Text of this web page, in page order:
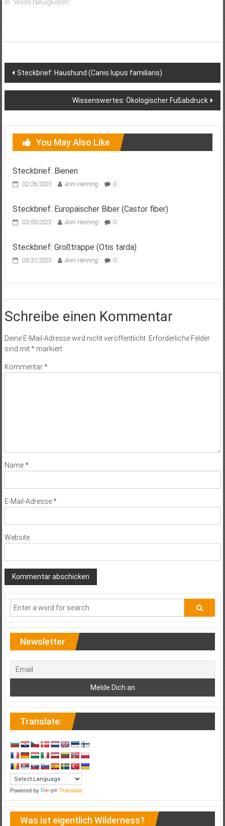
In "Wilde Neuigkeiten"
Post
navigation
Steckbrief: Haushund (Canis lupus familiaris)
Wissenswertes: Ökologischer Fußabdruck
You May Also Like
Steckbrief: Bienen
02/26/2023 Anni Henning 0
Steckbrief: Europäischer Biber (Castor fiber)
03/05/2023 Anni Henning 0
Steckbrief: Großtrappe (Otis tarda)
03/31/2023 Anni Henning 0
Schreibe einen Kommentar
Deine E-Mail-Adresse wird nicht veröffentlicht. Erforderliche Felder
sind mit*markiert
Kommentar*
Name*
E-Mail-Adresse*
Website
Newsletter
Translate:
Powered by Translate
Was ist eigentlich Wilderness?